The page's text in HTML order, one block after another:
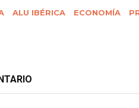
ALU IBÉRICA ECONOMÍA